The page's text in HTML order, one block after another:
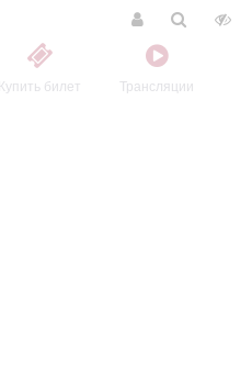
Купить билет Трансляции